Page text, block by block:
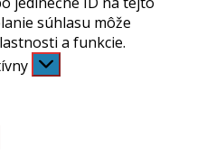
súhlasu môže
a funkcie.